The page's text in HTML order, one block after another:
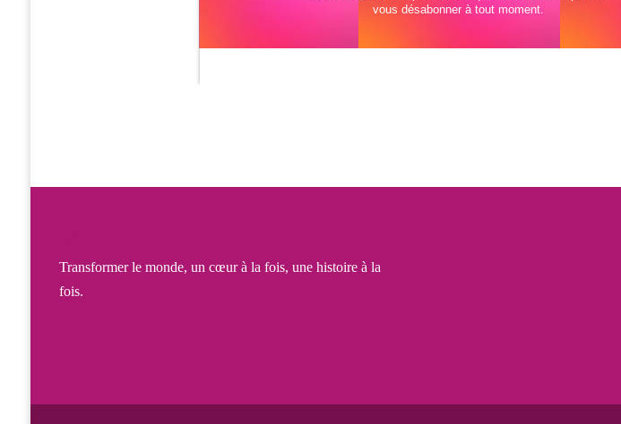
Transformer le monde, un cœur à la fois, une histoire à la
fois.